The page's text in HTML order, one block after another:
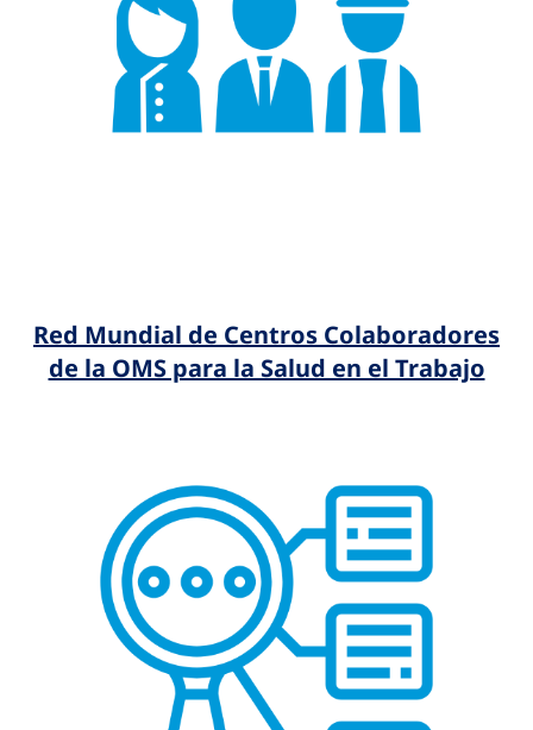
Red Mundial de Centros Colaboradores
de la OMS para la Salud en el Trabajo